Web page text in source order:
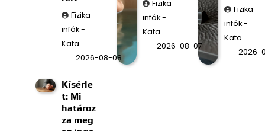
Fizika
infók -
Kata
2026-08-08
Fizika
infók -
Kata
2026-08-07
Fizika
infók -
Kata
2026-
Kísérle
t: Mi
határoz
za meg